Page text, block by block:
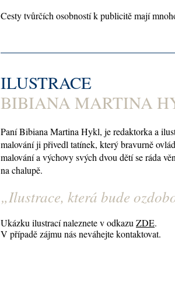
Cesty tvůrčích osobností k publicitě mají
ILUSTRACE
BIBIANA MARTINA
Paní Bibiana Martina Hykl, je redaktorka a
malování ji přivedl tatínek, který bravurně
malování a výchovy svých dvou dětí se ráda
na chalupě.
„Ilustrace, která bude
Ukázku ilustrací naleznete v odkazu ZDE.
V případě zájmu nás neváhejte kontaktovat.